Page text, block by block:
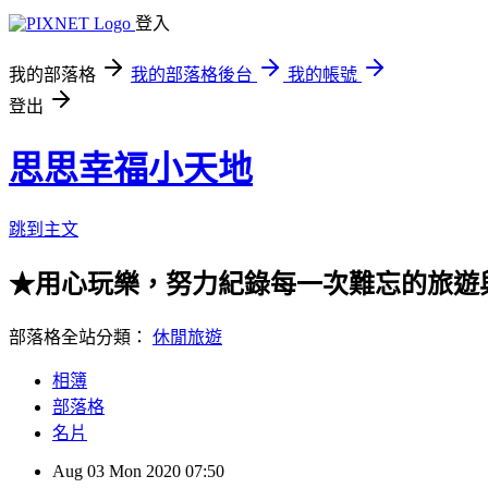
登入
我的部落格 我的部落格後台
我的帳號
登出
思思幸福小天地
跳到主文
★用心玩樂，努力紀錄每一次難忘的旅遊
部落格全站分類： 休閒旅遊
相簿
部落格
名片
Aug 03 Mon 2020 07:50